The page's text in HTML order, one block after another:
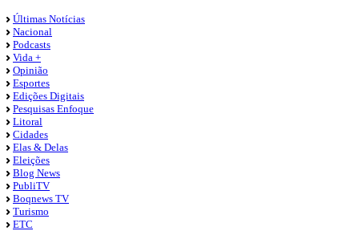
Últimas Notícias
Nacional
Podcasts
Vida +
Opinião
Esportes
Edições Digitais
Pesquisas Enfoque
Litoral
Cidades
Elas & Delas
Eleições
Blog News
PubliTV
Boqnews TV
Turismo
ETC